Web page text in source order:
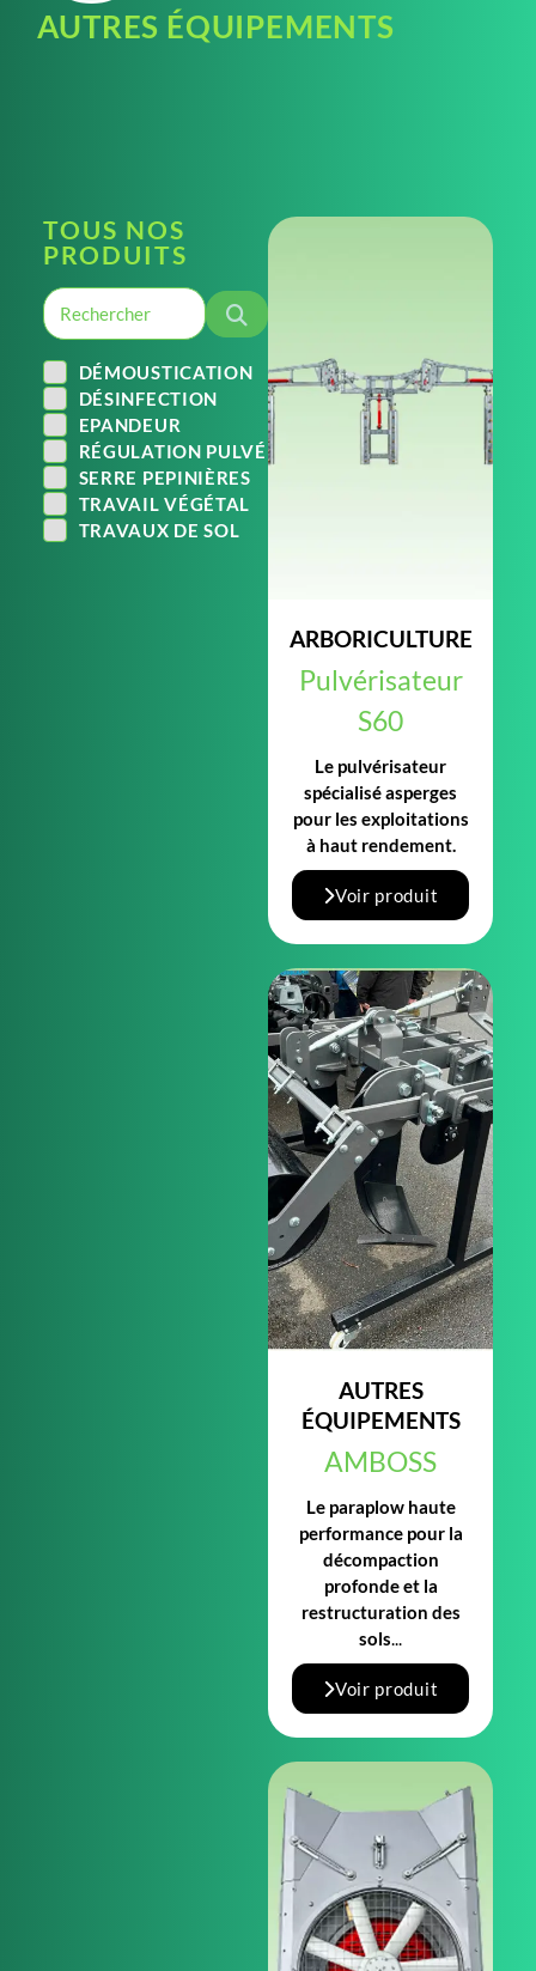
AUTRES ÉQUIPEMENTS
TOUS NOS
PRODUITS
DÉMOUSTICATION
DÉSINFECTION
EPANDEUR
RÉGULATION PULVÉ
SERRE PEPINIÈRES
TRAVAIL VÉGÉTAL
TRAVAUX DE SOL
ARBORICULTURE
Pulvérisateur
S60
Le pulvérisateur
spécialisé asperges
pour les exploitations
à haut rendement.
Voir produit
AUTRES
ÉQUIPEMENTS
AMBOSS
Le paraplow haute
performance pour la
décompaction
profonde et la
restructuration des
sols...
Voir produit